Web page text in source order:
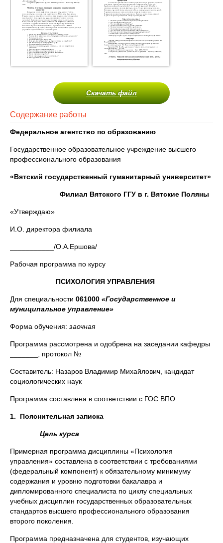
Скачать файл
Содержание работы
Федеральное агентство по образованию
Государственное образовательное учреждение высшего
профессионального образования
«Вятский государственный гуманитарный университет»
Филиал Вятского ГГУ в г. Вятские Поляны
«Утверждаю»
И.О. директора филиала
___________/О.А.Ершова/
Рабочая программа по курсу
ПСИХОЛОГИЯ УПРАВЛЕНИЯ
Для специальности 061000 «Государственное и
муниципальное управление»
Форма обучения: заочная
Программа рассмотрена и одобрена на заседании кафедры
_______, протокол №
Составитель: Назаров Владимир Михайлович, кандидат
социологических наук
Программа составлена в соответствии с ГОС ВПО
1. Пояснительная записка
Цель курса
Примерная программа дисциплины «Психология
управления» составлена в соответствии с требованиями
(федеральный компонент) к обязательному минимуму
содержания и уровню подготовки бакалавра и
дипломированного специалиста по циклу специальных
учебных дисциплин государственных образовательных
стандартов высшего профессионального образования
второго поколения.
Программа предназначена для студентов, изучающих